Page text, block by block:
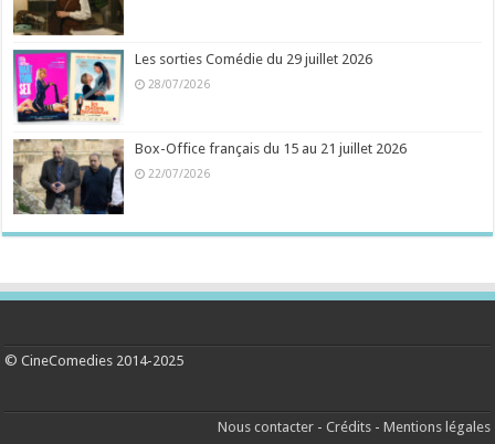
Les sorties Comédie du 29 juillet 2026
28/07/2026
Box-Office français du 15 au 21 juillet 2026
22/07/2026
© CineComedies 2014-2025
Nous contacter- Crédits- Mentions légales